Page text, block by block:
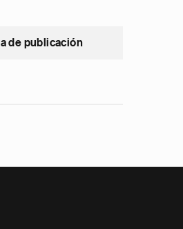
de publicación